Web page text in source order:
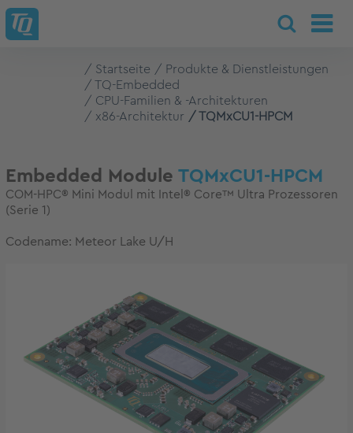
Startseite
Produkte & Dienstleistungen
TQ-Embedded
CPU-Familien & -Architekturen
x86-Architektur
TQMxCU1-HPCM
Embedded Module TQMxCU1-HPCM
COM-HPC® Mini Modul mit Intel® Core™ Ultra Prozessoren
(Serie 1)
Codename: Meteor Lake U/H